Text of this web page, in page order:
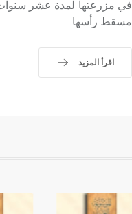
في مزرعتها لمدة عشر سنوات
مسقط رأسها.
اقرأ المزيد